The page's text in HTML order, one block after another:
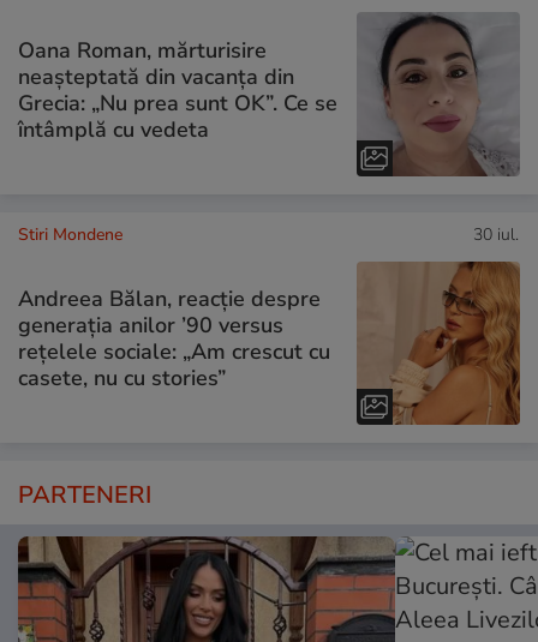
Oana Roman, mărturisire
neașteptată din vacanța din
Grecia: „Nu prea sunt OK”. Ce se
întâmplă cu vedeta
Stiri Mondene 30 iul.
Andreea Bălan, reacție despre
generația anilor ’90 versus
rețelele sociale: „Am crescut cu
casete, nu cu stories”
PARTENERI